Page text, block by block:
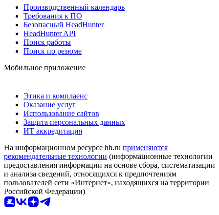
Производственный календарь
Требования к ПО
Безопасный HeadHunter
HeadHunter API
Поиск работы
Поиск по резюме
Мобильное приложение
Этика и комплаенс
Оказание услуг
Использование сайтов
Защита персональных данных
ИТ аккредитация
На информационном ресурсе hh.ru применяются
рекомендательные технологии (информационные технологии
предоставления информации на основе сбора, систематизации
и анализа сведений, относящихся к предпочтениям
пользователей сети «Интернет», находящихся на территории
Российской Федерации)